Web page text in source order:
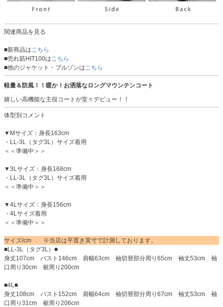
関連商品を見る
■新商品は こちら
■売れ筋HIT100は こちら
■他のジャケット・ブルゾンは こちら
軽量＆防風！！暖か！お洒落なロングマウンテンコート
嬉しい高機能な主役コートが堂々デビュー！！
体型別コメント
▼Mサイズ：身長163cm
・LL-3L（タグ3L）サイズ着用
＜＜準備中＞＞
▼3Lサイズ：身長168cm
・LL-3L（タグ3L）サイズ着用
＜＜準備中＞＞
▼4Lサイズ：身長156cm
・4Lサイズ着用
＜＜準備中＞＞
サイズ/cm ※当店は平置き実寸で計測しております。
■LL-3L（タグ3L）■
身丈107cm バスト146cm 肩幅63cm 袖切替部分周り65cm 袖丈53cm 袖
口周り30cm 裾周り200cm
■4L■
身丈108cm バスト152cm 肩幅64cm 袖切替部分周り67cm 袖丈53cm 袖
口周り31cm 裾周り206cm